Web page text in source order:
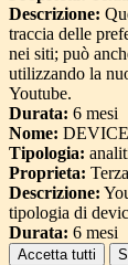
Descrizione:
traccia delle
nei siti; può
utilizzando la
Youtube.
Durata: 6 mesi
Nome:
Tipologia:
Proprieta:
Descrizione:
tipologia di
Durata: 6 mesi
Accetta tutti